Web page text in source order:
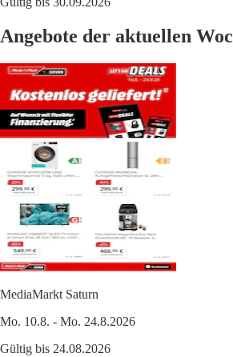
Angebote der aktuellen
MediaMarkt Saturn
Mo. 10.8. - Mo. 24.8.2026
Gültig bis 24.08.2026